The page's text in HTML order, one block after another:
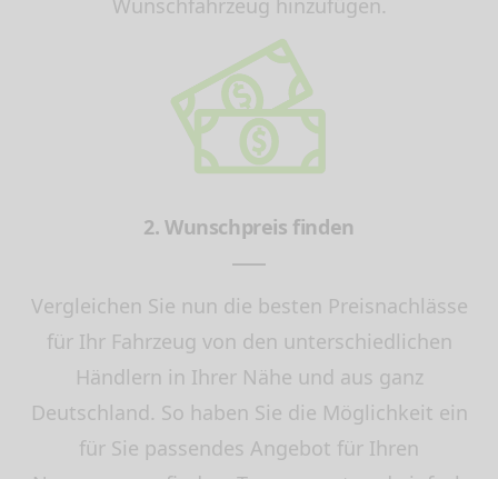
Wunschfahrzeug hinzufügen.
2. Wunschpreis finden
Vergleichen Sie nun die besten Preisnachlässe
für Ihr Fahrzeug von den unterschiedlichen
Händlern in Ihrer Nähe und aus ganz
Deutschland. So haben Sie die Möglichkeit ein
für Sie passendes Angebot für Ihren